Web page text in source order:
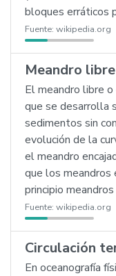
bloques erráticos
Fuente: wikipedia.org
Meandro libre
El meandro libre
que se desarrolla
sedimentos sin
evolución de la
el meandro
que los meandros
principio
Fuente: wikipedia.org
Circulación
En oceanografía